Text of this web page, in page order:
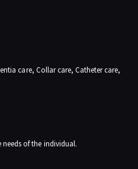
care, Collar care, Catheter care,
of the individual.